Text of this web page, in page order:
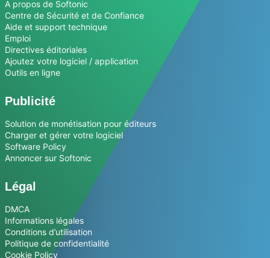
A propos de Softonic
Centre de Sécurité et de Confiance
Aide et support technique
Emploi
Directives éditoriales
Ajoutez votre logiciel / application
Outils en ligne
Publicité
Solution de monétisation pour éditeurs
Charger et gérer votre logiciel
Software Policy
Annoncer sur Softonic
Légal
DMCA
Informations légales
Conditions d’utilisation
Politique de confidentialité
Cookie Policy